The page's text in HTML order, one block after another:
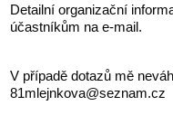
Detailní organizační
účastníkům na e-mail.
V případě dotazů mě
81mlejnkova@seznam.cz